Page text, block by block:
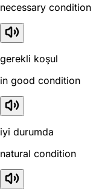
necessary condition
gerekli koşul
in good condition
iyi durumda
natural condition